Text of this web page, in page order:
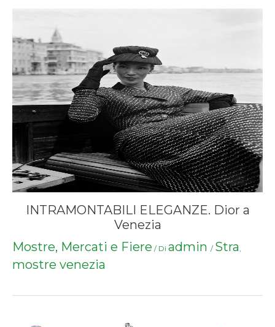
INTRAMONTABILI ELEGANZE. Dior a
Venezia
Mostre, Mercati e Fiere / Di admin / Stra,
mostre venezia